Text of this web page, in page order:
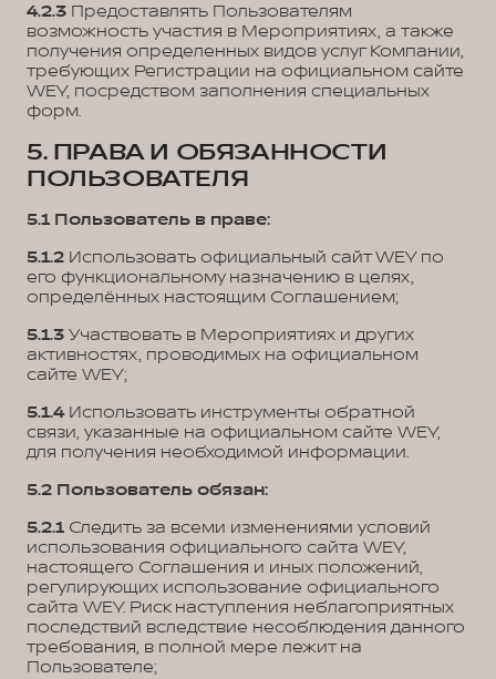
4.2.3 Предоставлять Пользователям
возможность участия в Мероприятиях, а также
получения определенных видов услуг Компании,
требующих Регистрации на официальном сайте
WEY, посредством заполнения специальных
форм.
5. ПРАВА И ОБЯЗАННОСТИ
ПОЛЬЗОВАТЕЛЯ
5.1 Пользователь в праве:
5.1.2 Использовать официальный сайт WEY по
его функциональному назначению в целях,
определённых настоящим Соглашением;
5.1.3 Участвовать в Мероприятиях и других
активностях, проводимых на официальном
сайте WEY;
5.1.4Использовать инструменты обратной
связи, указанные на официальном сайте WEY,
для получения необходимой информации.
5.2 Пользователь обязан:
5.2.1 Следить за всеми изменениями условий
использования официального сайта WEY,
настоящего Соглашения и иных положений,
регулирующих использование официального
сайта WEY. Риск наступления неблагоприятных
последствий вследствие несоблюдения данного
требования, в полной мере лежит на
Пользователе;